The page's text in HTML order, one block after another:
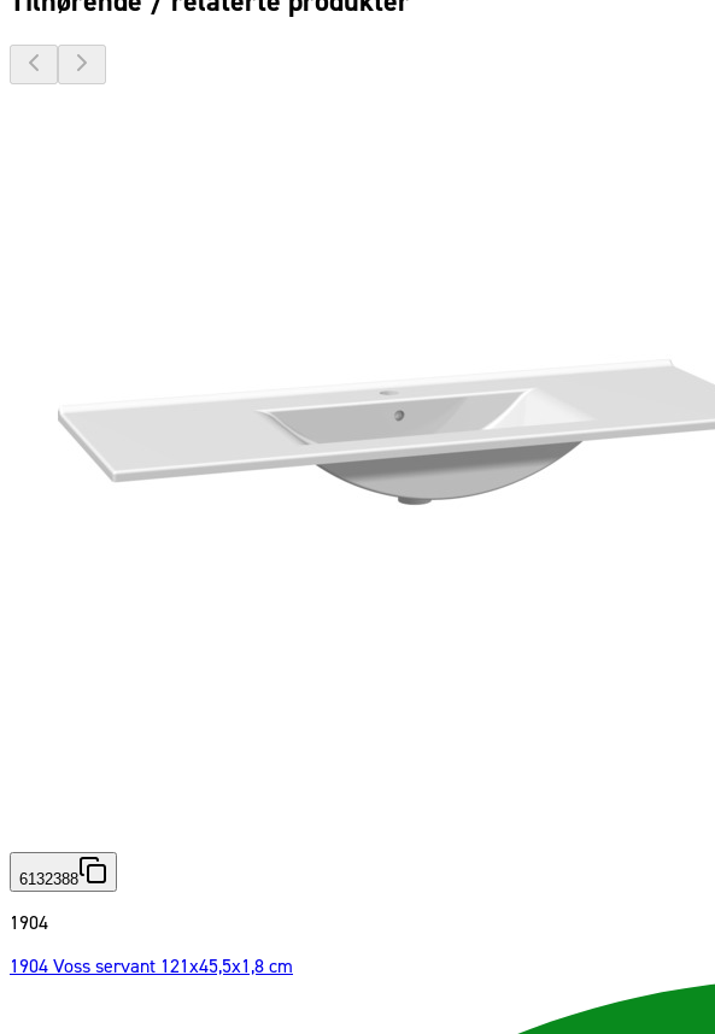
6132388
1904
1904 Voss servant 121x45,5x1,8 cm